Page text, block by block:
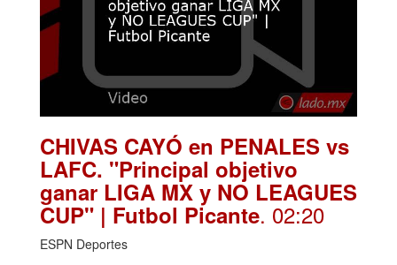
CHIVAS CAYÓ en PENALES vs
LAFC. "Principal objetivo
ganar LIGA MX y NO LEAGUES
CUP" | Futbol Picante. 02:20
ESPN Deportes